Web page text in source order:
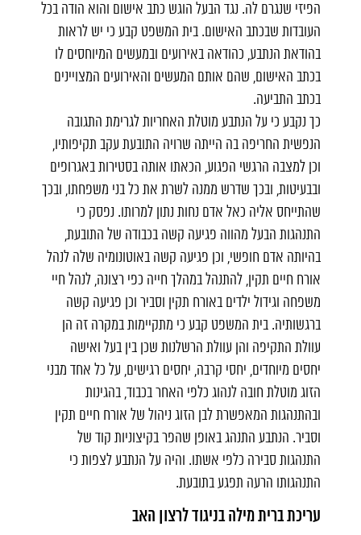
הפיזי שנגרם לה. נגד הבעל הוגש כתב אישום והוא הודה בכל
העובדות שבכתב האישום. בית המשפט קבע כי יש לראות
בהודאת הנתבע, כהודאה באירועים ובמעשים המיוחסים לו
בכתב האישום, שהם אותם המעשים והאירועים המצויינים
בכתב התביעה.
כך נקבע כי על הנתבע מוטלת האחריות לגרימת התגובה
הנפשית החריפה בה הייתה שרויה התובעת עקב תקיפותיו,
וכן למצבה הרגשי הפגוע, הכאתו אותה בסטירות באגרופים
ובבעיטות, ובכך שדרש ממנה לשרת את כל בני משפחתו, ובכך
שהתייחס אליה כאל אדם נחות נתון למרותו. נפסק כי
התנהגות הבעל מהווה פגיעה קשה בכבודה של התובעת,
בהיותה אדם חופשי, וכן פגיעה קשה באוטונומיה שלה לנהל
אורח חיים תקין, להתנהל במהלך חייה כפי רצונה, לנהל חיי
משפחה וגידול ילדים באורח תקין וסביר וכן פגיעה קשה
ברגשותיה. בית המשפט קבע כי מתקיימות במקרה זה הן
עוולת התקיפה והן עוולת הרשלנות שכן בין בעל ואישה
יחסים מיוחדים, יחסי קרבה, יחסים רגישים, על כל אחד מבני
הזוג מוטלת חובה לנהוג כלפי האחר בכבוד, בהגינות
ובהתנהגות המאפשרת לבן הזוג ניהול של אורח חיים תקין
וסביר. הנתבע התנהג באופן שהפר בקיצוניות קוד של
התנהגות סבירה כלפי אשתו. והיה על הנתבע לצפות כי
התנהגותו הרעה תפגע בתובעת.
עריכת ברית מילה בניגוד לרצון האב